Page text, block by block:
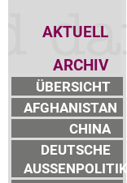
AKTUELL
ARCHIV
ÜBERSICHT
AFGHANISTAN
CHINA
DEUTSCHE
AUSSENPOLITIK